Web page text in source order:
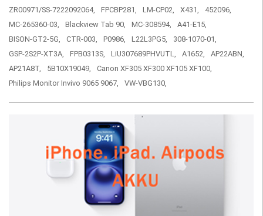
ZR00971/SS-7222092064,
FPCBP281, LM-CP02, X431,
452096,
MC-265360-03,
Blackview Tab 90, MC-308594,
A41-E15,
BISON-GT2-5G,
CTR-003, P0986, L22L3PG5,
308-1070-01,
GSP-2S2P-XT3A,
FPB0313S, LiU307689PHVUTL, A1652,
AP22ABN,
AP21A8T,
5B10X19049,
Canon XF305 XF300 XF105 XF100,
Philips Monitor Invivo 9065 9067,
VW-VBG130,